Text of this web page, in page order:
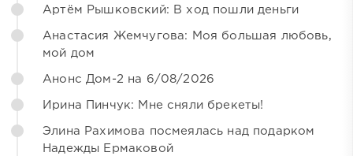
Артём Рышковский: В ход пошли деньги
Анастасия Жемчугова: Моя большая любовь,
мой дом
Анонс Дом-2 на 6/08/2026
Ирина Пинчук: Мне сняли брекеты!
Элина Рахимова посмеялась над подарком
Надежды Ермаковой